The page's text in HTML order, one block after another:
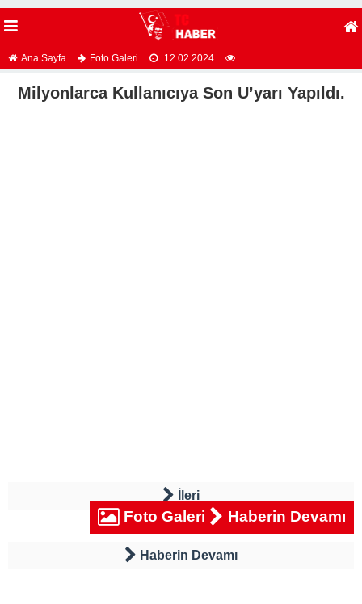
Ana Sayfa Foto Galeri 12.02.2024
Milyonlarca Kullanıcıya Son U’yarı Yapıldı.
İleri
Foto Galeri Haberin Devamı
Haberin Devamı